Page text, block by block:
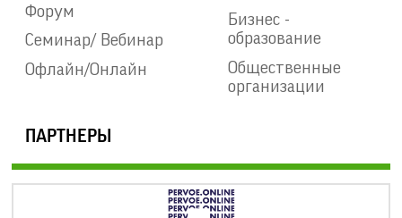
Форум
Семинар/ Вебинар
Офлайн/Онлайн
Бизнес -
образование
Общественные
организации
ПАРТНЕРЫ